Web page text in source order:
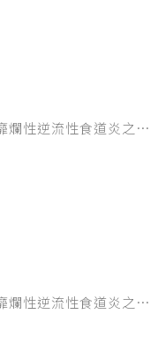
爛性逆流性食道炎之治
症侯群、合併抗生素
爛性逆流性食道炎之治
症候群、合併抗生素